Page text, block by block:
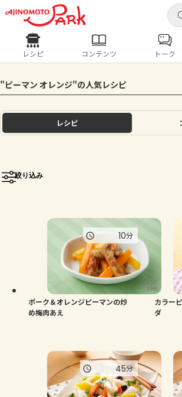
ログインするとレシピを保存で
ログイン
ホーム
トーク
よくあるお問い合わせ
お買い物
レシピ
人気の食材・レシピ
きゅうり なす トマト とう
レシピ コンテンツ トーク
"ピーマン オレンジ"の人気レシピ
レシピ
絞り込み
ポーク＆オレンジピーマンの炒
め梅肉あえ
10分
カラー
ダ
45分